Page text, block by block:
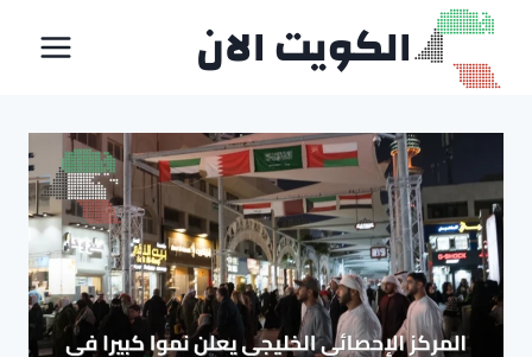
التجاوز
المحتوى
الكويت الان